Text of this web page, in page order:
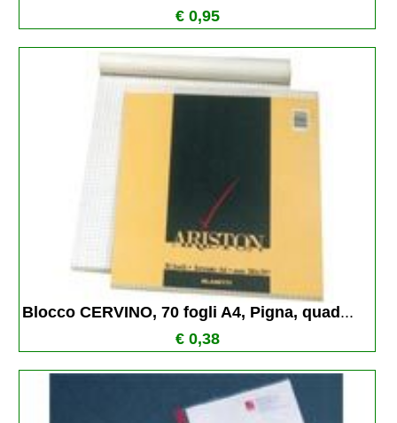
€ 0,95
Blocco CERVINO, 70 fogli A4, Pigna, quad ...
€ 0,38